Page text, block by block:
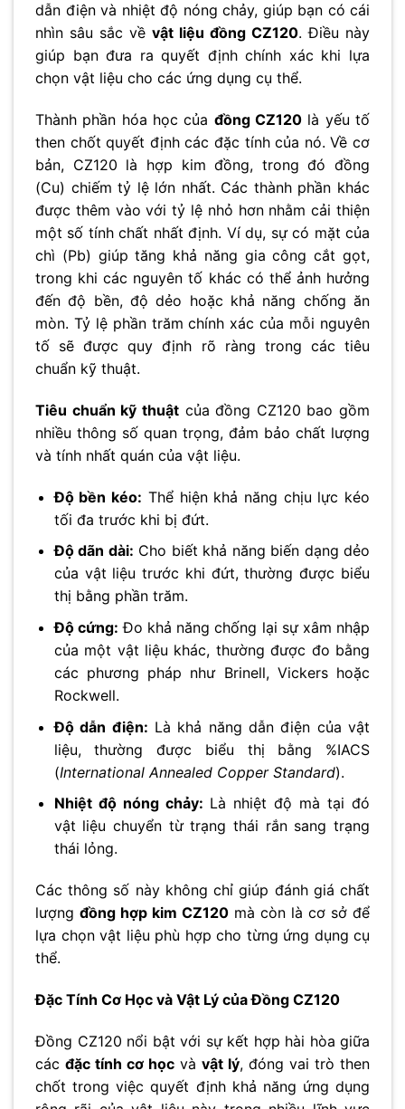
dẫn điện và nhiệt độ nóng chảy, giúp bạn có cái
nhìn sâu sắc về vật liệu đồng CZ120. Điều này
giúp bạn đưa ra quyết định chính xác khi lựa
chọn vật liệu cho các ứng dụng cụ thể.
Thành phần hóa học của đồng CZ120 là yếu tố
then chốt quyết định các đặc tính của nó. Về cơ
bản, CZ120 là hợp kim đồng, trong đó đồng
(Cu) chiếm tỷ lệ lớn nhất. Các thành phần khác
được thêm vào với tỷ lệ nhỏ hơn nhằm cải thiện
một số tính chất nhất định. Ví dụ, sự có mặt của
chì (Pb) giúp tăng khả năng gia công cắt gọt,
trong khi các nguyên tố khác có thể ảnh hưởng
đến độ bền, độ dẻo hoặc khả năng chống ăn
mòn. Tỷ lệ phần trăm chính xác của mỗi nguyên
tố sẽ được quy định rõ ràng trong các tiêu
chuẩn kỹ thuật.
Tiêu chuẩn kỹ thuậtcủa đồng CZ120 bao gồm
nhiều thông số quan trọng, đảm bảo chất lượng
và tính nhất quán của vật liệu.
Độ bền kéo: Thể hiện khả năng chịu lực kéo
tối đa trước khi bị đứt.
Độ dãn dài: Cho biết khả năng biến dạng dẻo
của vật liệu trước khi đứt, thường được biểu
thị bằng phần trăm.
Độ cứng: Đo khả năng chống lại sự xâm nhập
của một vật liệu khác, thường được đo bằng
các phương pháp như Brinell, Vickers hoặc
Rockwell.
Độ dẫn điện: Là khả năng dẫn điện của vật
liệu, thường được biểu thị bằng %IACS
(International Annealed Copper Standard).
Nhiệt độ nóng chảy: Là nhiệt độ mà tại đó
vật liệu chuyển từ trạng thái rắn sang trạng
thái lỏng.
Các thông số này không chỉ giúp đánh giá chất
lượng đồng hợp kim CZ120 mà còn là cơ sở để
lựa chọn vật liệu phù hợp cho từng ứng dụng cụ
thể.
Đặc Tính Cơ Học và Vật Lý của Đồng CZ120
Đồng CZ120 nổi bật với sự kết hợp hài hòa giữa
các đặc tính cơ học và vật lý, đóng vai trò then
chốt trong việc quyết định khả năng ứng dụng